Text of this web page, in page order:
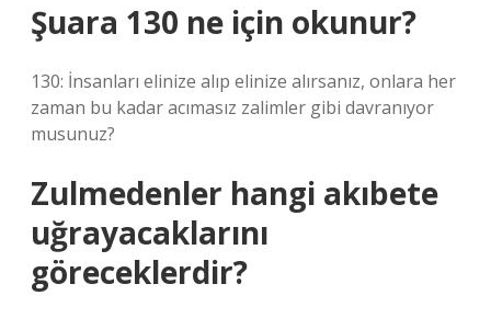
Şuara 130 ne için okunur?
130: İnsanları elinize alıp elinize alırsanız, onlara her
zaman bu kadar acımasız zalimler gibi davranıyor
musunuz?
Zulmedenler hangi akıbete
uğrayacaklarını
göreceklerdir?